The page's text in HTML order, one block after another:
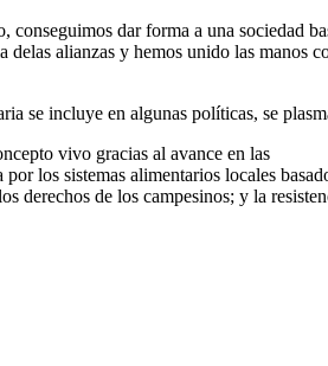
conseguimos dar forma a una sociedad
alianzas y hemos unido las manos
se incluye en algunas políticas, se
vivo gracias al avance en las
los sistemas alimentarios locales
derechos de los campesinos; y la